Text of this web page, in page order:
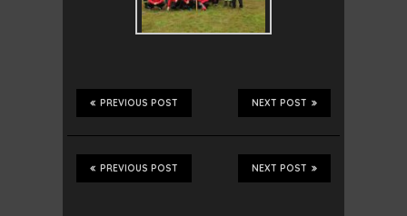
NEXT POST
PREVIOUS POST
NEXT POST
PREVIOUS POST